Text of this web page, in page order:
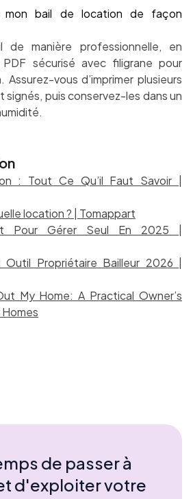
mon bail de location de façon
de manière professionnelle, en
sécurisé avec filigrane pour
vous d’imprimer plusieurs
signés, puis conservez-les dans un
: Tout Ce Qu’il Faut Savoir |
location ? | Tomappart
Pour Gérer Seul En 2025 |
Outil Propriétaire Bailleur 2026 |
My Home: A Practical Owner’s
de passer à
d'exploiter votre